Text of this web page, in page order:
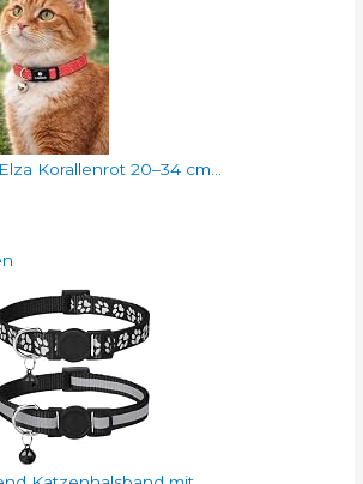
Korallenrot 20–34 cm...